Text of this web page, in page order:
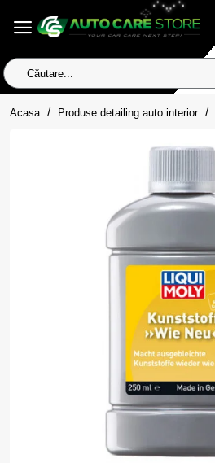
Căutare...
Acasa homeProduse detailing auto interior